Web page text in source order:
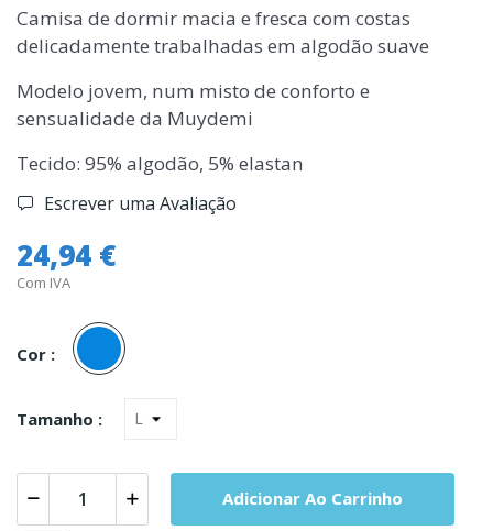
Camisa de dormir macia e fresca com costas
delicadamente trabalhadas em algodão suave
Modelo jovem, num misto de conforto e
sensualidade da Muydemi
Tecido: 95% algodão, 5% elastan
Escrever uma Avaliação
24,94 €
Com IVA
Cor :
Azul
Tamanho :
Adicionar Ao Carrinho